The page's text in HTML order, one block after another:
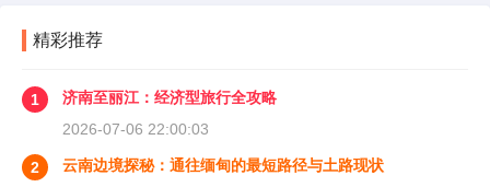
精彩推荐
1
济南至丽江：经济型旅行全攻略
2026-07-06 22:00:03
2
云南边境探秘：通往缅甸的最短路径与土路现状